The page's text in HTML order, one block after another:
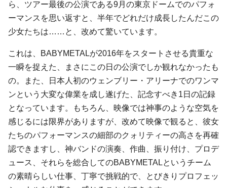
ら、ツアー最後の公演である9月の東京ドームでのパフォ
ーマンスを思い返すと、半年でどれだけ成長したんだこの
少女たちは……と、改めて驚いています。
これは、BABYMETALが2016年をスタートさせる貴重な
一瞬を捉えた、まさにこの日の公演でしか観れなかったも
の。また、日本人初のウェンブリー・アリーナでのワンマ
ンという大変な偉業を成し遂げた、記念すべき1日の記録
となっています。もちろん、映像では神事のような空気を
感じるには限界がありますが、改めて映像で観ると、彼女
たちのパフォーマンスの細部のクォリティーの高さを再確
認できますし、神バンドの演奏、作曲、振り付け、プロデ
ュース、それらを総合してのBABYMETALというチーム
の素晴らしい仕事、丁寧で挑戦的で、とびきりプロフェッ